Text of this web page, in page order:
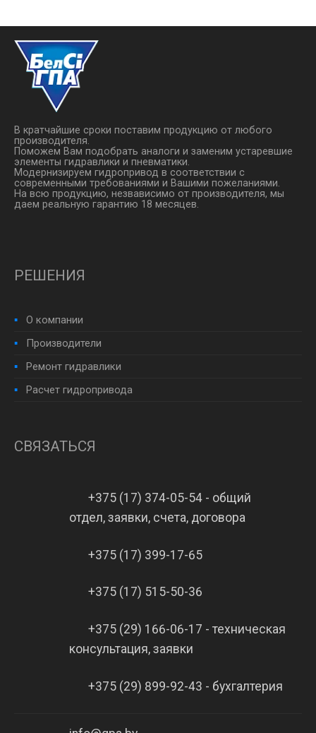
В кратчайшие сроки поставим продукцию от любого
производителя.
Поможем Вам подобрать аналоги и заменим устаревшие
элементы гидравлики и пневматики.
Модернизируем гидропривод в соответствии с
современными требованиями и Вашими пожеланиями.
На всю продукцию, незвависимо от производителя, мы
даем реальную гарантию 18 месяцев.
РЕШЕНИЯ
О компании
Производители
Ремонт гидравлики
Расчет гидропривода
СВЯЗАТЬСЯ
+375 (17) 374-05-54 - общий
отдел, заявки, счета, договора
+375 (17) 399-17-65
+375 (17) 515-50-36
+375 (29) 166-06-17 - техническая
консультация, заявки
+375 (29) 899-92-43 - бухгалтерия